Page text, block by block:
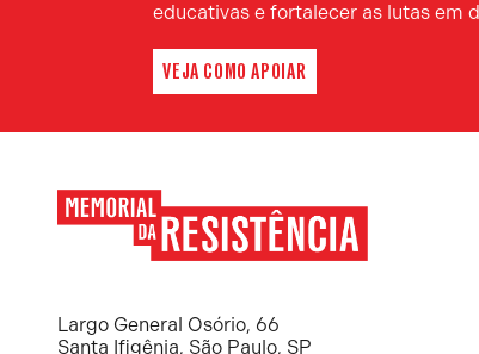
educativas e fortalecer as lutas em
VEJA COMO APOIAR
Resistência
Largo General Osório, 66
Santa Ifigênia, São Paulo, SP